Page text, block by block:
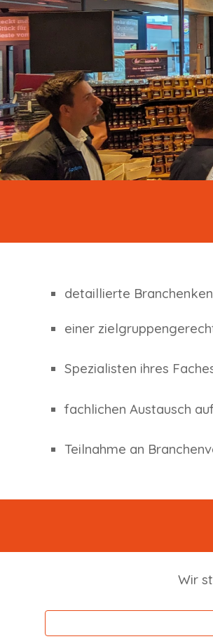
detaillierte
einer
Spezialisten ihres
fachlichen Austausch
Teilnahme an
Wir